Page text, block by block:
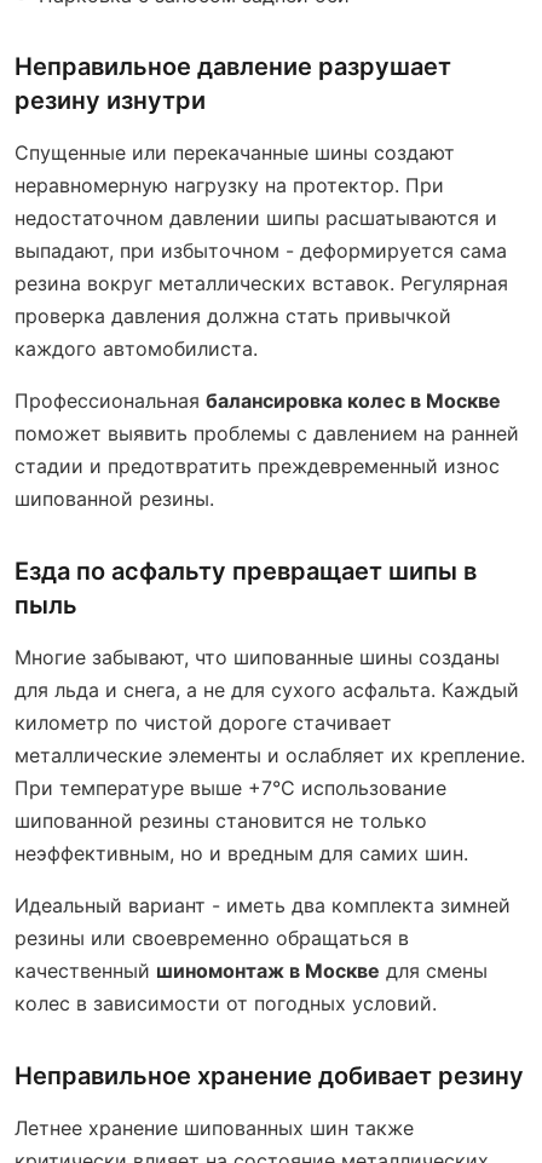
Неправильное давление разрушает
резину изнутри
Спущенные или перекачанные шины создают
неравномерную нагрузку на протектор. При
недостаточном давлении шипы расшатываются и
выпадают, при избыточном - деформируется сама
резина вокруг металлических вставок. Регулярная
проверка давления должна стать привычкой
каждого автомобилиста.
Профессиональная балансировка колес в Москве
поможет выявить проблемы с давлением на ранней
стадии и предотвратить преждевременный износ
шипованной резины.
Езда по асфальту превращает шипы в
пыль
Многие забывают, что шипованные шины созданы
для льда и снега, а не для сухого асфальта. Каждый
километр по чистой дороге стачивает
металлические элементы и ослабляет их крепление.
При температуре выше +7°C использование
шипованной резины становится не только
неэффективным, но и вредным для самих шин.
Идеальный вариант - иметь два комплекта зимней
резины или своевременно обращаться в
качественный шиномонтаж в Москве для смены
колес в зависимости от погодных условий.
Неправильное хранение добивает резину
Летнее хранение шипованных шин также